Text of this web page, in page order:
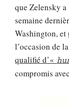
que Zelensky
semaine
Washington, et
l’occasion de
qualifié d’«
compromis